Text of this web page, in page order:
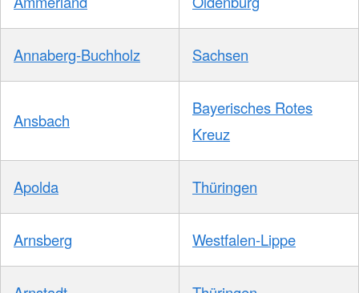
Annaberg-Buchholz Sachsen
Ansbach
Bayerisches Rotes
Kreuz
Apolda Thüringen
Arnsberg Westfalen-Lippe